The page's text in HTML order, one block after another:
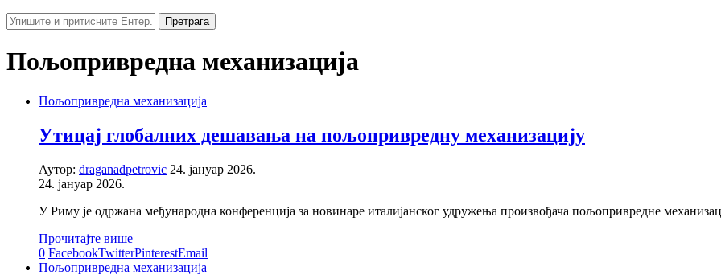
Претрага
Пољопривредна механизација
Пољопривредна механизација
Утицај глобалних дешавања на пољопривредну механизацију
Аутор: draganadpetrovic 24. јануар 2026.
24. јануар 2026.
У Риму је одржана међународна конференција за новинаре италијанског удружења произвођача пољопривредне
Прочитајте више
0 FacebookTwitterPinterestEmail
Пољопривредна механизација